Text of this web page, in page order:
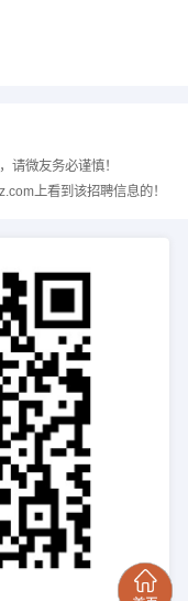
请微友务必谨慎！
上看到该招聘信息的！